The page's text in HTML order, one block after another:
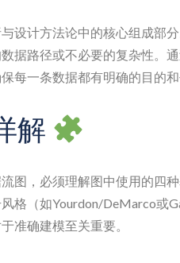
设计方法论中的核心组成部
据路径或不必要的复杂性。
每一条数据都有明确的目的和
解
图，必须理解图中使用的四
格（如Yourdon/DeMarco或
准确建模至关重要。